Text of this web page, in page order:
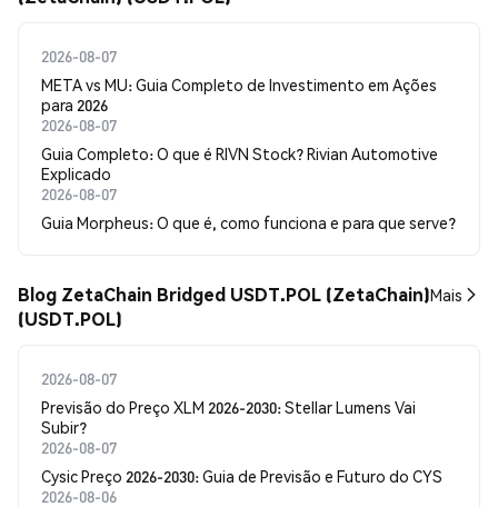
2026-08-07
META vs MU: Guia Completo de Investimento em Ações
para 2026
2026-08-07
Guia Completo: O que é RIVN Stock? Rivian Automotive
Explicado
2026-08-07
Guia Morpheus: O que é, como funciona e para que serve?
Blog ZetaChain Bridged USDT.POL (ZetaChain)
(USDT.POL)
Mais
2026-08-07
Previsão do Preço XLM 2026-2030: Stellar Lumens Vai
Subir?
2026-08-07
Cysic Preço 2026-2030: Guia de Previsão e Futuro do CYS
2026-08-06